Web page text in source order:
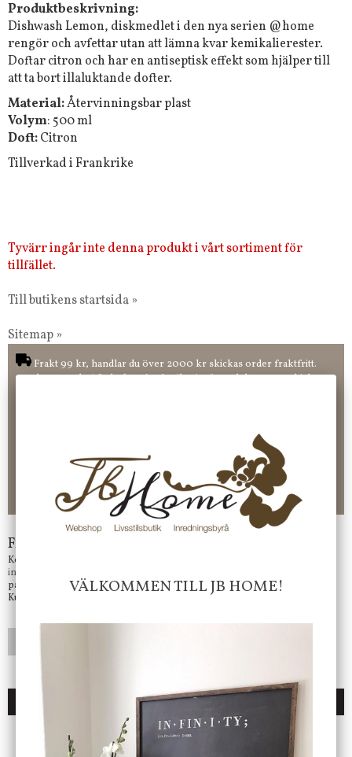
Produktbeskrivning:
Dishwash Lemon, diskmedlet i den nya serien @home
rengör och avfettar utan att lämna kvar kemikalierester.
Doftar citron och har en antiseptisk effekt som hjälper till
att ta bort illaluktande dofter.
Material:Återvinningsbar plast
Volym: 500 ml
Doft:Citron
Tillverkad i Frankrike
Tyvärr ingår inte denna produkt i vårt sortiment för
tillfället.
Till butikens startsida »
Sitemap »
Frakt 99 kr, handlar du över 2000 kr skickas order fraktfritt.
100 kr - 400 kr i frakt för våra "unika ting" produkter som skickas.
Faktura 0 kr. Hos oss betalar du enkelt och smidigt med KLARNA
CHECKOUT. Välj själv hur du vill betala mellan alla Klarnas
betalningstjänster. Och du kan även välja PAYSON betalningstjänst.
Nöjda kunder och strävar efter att ha snabba leveranser!
-ligt Tack för att just Du tittar in hos Jb Home!
Frågor?
Kontakta oss på
info@jbhome.se
på mail så fort vi kan.
Kundtjänst telefontid öppet vardagar mellan 10.00 - 15.00
DU KANSKE OCKSÅ ÄR INTRESSERAD AV
ENDAST 1 ST KVAR I LAGER
VÄLKOMMEN TILL JB HOME!